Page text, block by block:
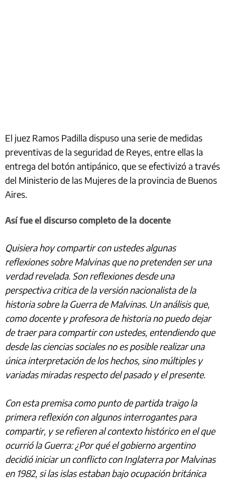
El juez Ramos Padilla dispuso una serie de medidas
preventivas de la seguridad de Reyes, entre ellas la
entrega del botón antipánico, que se efectivizó a través
del Ministerio de las Mujeres de la provincia de Buenos
Aires.
Así fue el discurso completo de la docente
Quisiera hoy compartir con ustedes algunas
reflexiones sobre Malvinas que no pretenden ser una
verdad revelada. Son reflexiones desde una
perspectiva critica de la versión nacionalista de la
historia sobre la Guerra de Malvinas. Un análisis que,
como docente y profesora de historia no puedo dejar
de traer para compartir con ustedes, entendiendo que
desde las ciencias sociales no es posible realizar una
única interpretación de los hechos, sino múltiples y
variadas miradas respecto del pasado y el presente.
Con esta premisa como punto de partida traigo la
primera reflexión con algunos interrogantes para
compartir, y se refieren al contexto histórico en el que
ocurrió la Guerra: ¿Por qué el gobierno argentino
decidió iniciar un conflicto con Inglaterra por Malvinas
en 1982, si las islas estaban bajo ocupación británica